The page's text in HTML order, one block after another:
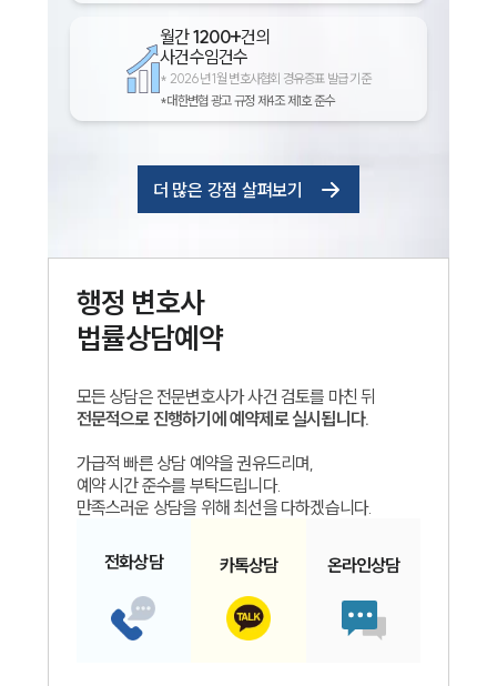
월간1200+건의
사건수임건수
* 2026년 1월 변호사협회 경유증표 발급 기준
*대한변협 광고 규정 제4조 제1호 준수
더 많은 강점 살펴보기
행정 변호사
법률상담예약
모든 상담은 전문변호사가 사건 검토를 마친 뒤
전문적으로 진행하기에 예약제로 실시됩니다.
가급적 빠른 상담 예약을 권유드리며,
예약 시간 준수를 부탁드립니다.
만족스러운 상담을 위해 최선을 다하겠습니다.
전화상담 카톡상담 온라인상담